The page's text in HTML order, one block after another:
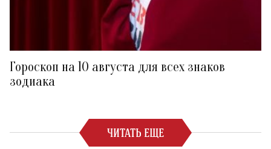
Гороскоп на 10 августа для всех знаков
зодиака
ЧИТАТЬ ЕЩЕ